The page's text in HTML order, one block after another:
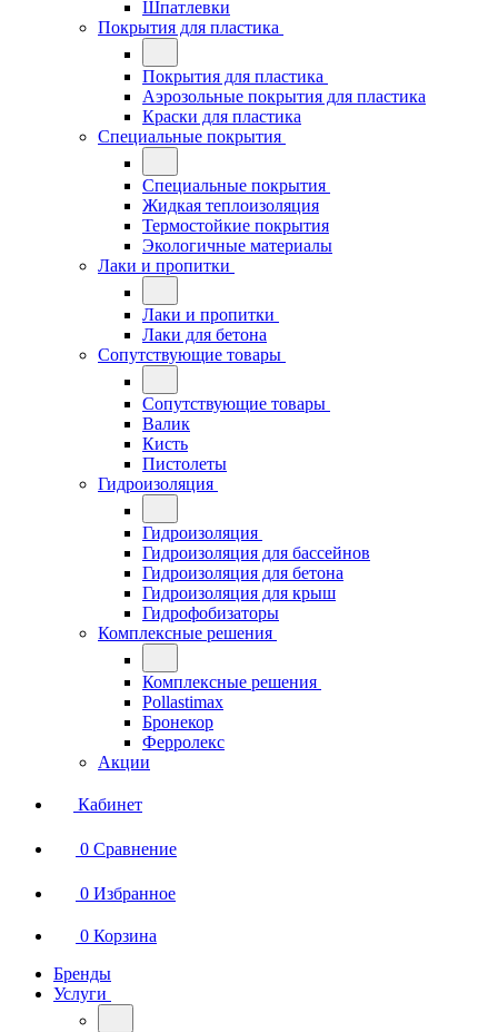
Шпатлевки
Покрытия для пластика
Покрытия для пластика
Аэрозольные покрытия для пластика
Краски для пластика
Специальные покрытия
Специальные покрытия
Жидкая теплоизоляция
Термостойкие покрытия
Экологичные материалы
Лаки и пропитки
Лаки и пропитки
Лаки для бетона
Сопутствующие товары
Сопутствующие товары
Валик
Кисть
Пистолеты
Гидроизоляция
Гидроизоляция
Гидроизоляция для бассейнов
Гидроизоляция для бетона
Гидроизоляция для крыш
Гидрофобизаторы
Комплексные решения
Комплексные решения
Pollastimax
Бронекор
Ферролекс
Акции
Кабинет
0 Сравнение
0 Избранное
0 Корзина
Бренды
Услуги